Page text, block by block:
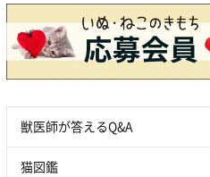
獣医師が答えるQ&A
猫図鑑